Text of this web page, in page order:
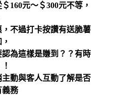
160元～＄300元不等，
不過打卡按讚有送脆薯
認為這樣是賺到？？有時
動與客人互動了解是否
義務